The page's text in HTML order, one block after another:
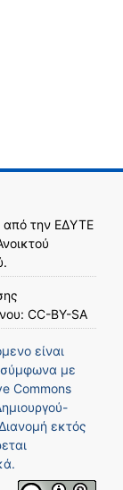
από την ΕΔΥΤΕ
.
CC-BY-SA
είναι
σύμφωνα με
Commons
εκτός